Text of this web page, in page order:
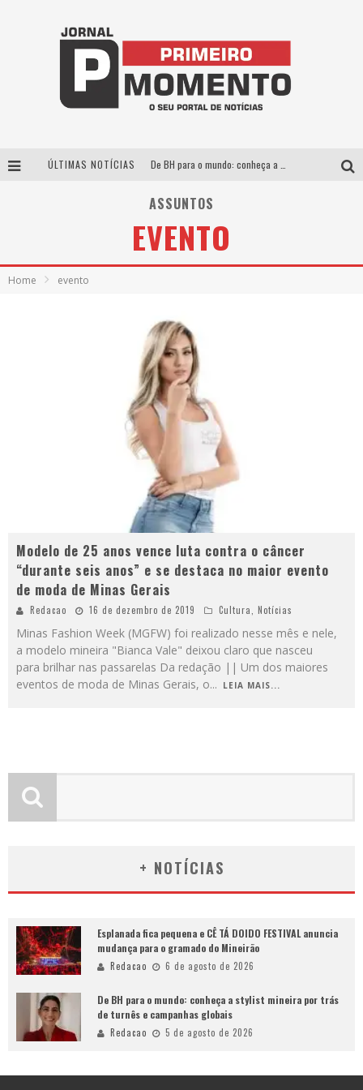
ÚLTIMAS NOTÍCIAS
Esplanada fica pequena e CÊ TÁ DOIDO FESTIVAL anuncia mudança para o gramado do Mineirão
ASSUNTOS
EVENTO
Home evento
Modelo de 25 anos vence luta contra o câncer
“durante seis anos” e se destaca no maior evento
de moda de Minas Gerais
Redacao 16 de dezembro de 2019 Cultura, Notícias
Minas Fashion Week (MGFW) foi realizado nesse mês e nele,
a modelo mineira "Bianca Vale" deixou claro que nasceu
para brilhar nas passarelas Da redação || Um dos maiores
eventos de moda de Minas Gerais, o... LEIA MAIS...
+ NOTÍCIAS
Esplanada fica pequena e CÊ TÁ DOIDO FESTIVAL anuncia
mudança para o gramado do Mineirão
Redacao 6 de agosto de 2026
De BH para o mundo: conheça a stylist mineira por trás
de turnês e campanhas globais
Redacao 5 de agosto de 2026